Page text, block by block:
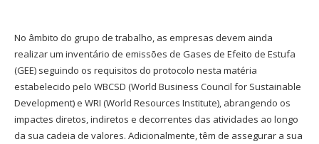
No âmbito do grupo de trabalho, as empresas devem ainda
realizar um inventário de emissões de Gases de Efeito de Estufa
(GEE) seguindo os requisitos do protocolo nesta matéria
estabelecido pelo WBCSD (World Business Council for Sustainable
Development) e WRI (World Resources Institute), abrangendo os
impactes diretos, indiretos e decorrentes das atividades ao longo
da sua cadeia de valores. Adicionalmente, têm de assegurar a sua